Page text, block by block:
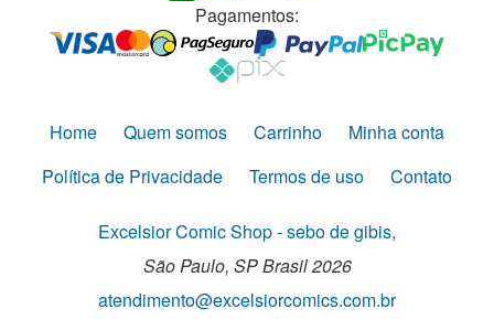
Pagamentos:
Home Quem somos Carrinho
Minha conta
Política de Privacidade
Termos de uso Contato
Excelsior Comic Shop - sebo de gibis,
São Paulo, SPBrasil2026
atendimento@excelsiorcomics.com.br